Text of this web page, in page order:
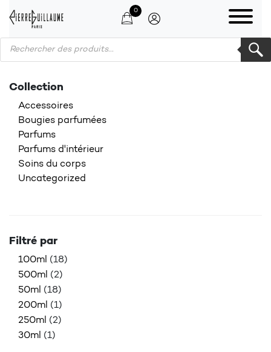
0
Products search
Collection
Accessoires
Bougies parfumées
Parfums
Parfums d'intérieur
Soins du corps
Uncategorized
Filtré par
100ml (18)
500ml (2)
50ml (18)
200ml (1)
250ml (2)
30ml (1)